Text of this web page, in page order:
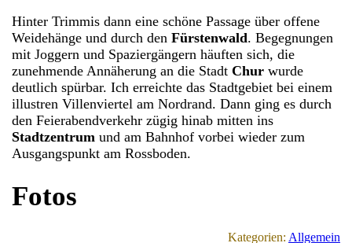
Hinter Trimmis dann eine schöne Passage über offene
Weidehänge und durch denFürstenwald. Begegnungen
mit Joggern und Spaziergängern häuften sich, die
zunehmende Annäherung an die StadtChur wurde
deutlich spürbar. Ich erreichte das Stadtgebiet bei einem
illustren Villenviertel am Nordrand. Dann ging es durch
den Feierabendverkehr zügig hinab mitten ins
Stadtzentrum und am Bahnhof vorbei wieder zum
Ausgangspunkt am Rossboden.
Fotos
Kategorien: Allgemein